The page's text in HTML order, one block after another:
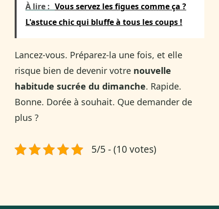
À lire : Vous servez les figues comme ça ?
L'astuce chic qui bluffe à tous les coups !
Lancez-vous. Préparez-la une fois, et elle
risque bien de devenir votre nouvelle
habitude sucrée du dimanche. Rapide.
Bonne. Dorée à souhait. Que demander de
plus ?
5/5 - (10 votes)